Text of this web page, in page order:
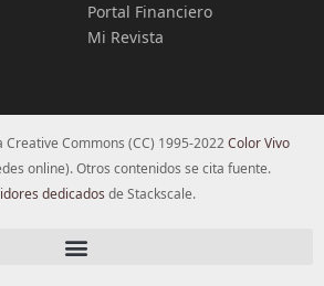
Portal Financiero
Mi Revista
Commons (CC) 1995-2022Color Vivo
online). Otros contenidos se cita fuente.
dedicados de Stackscale.